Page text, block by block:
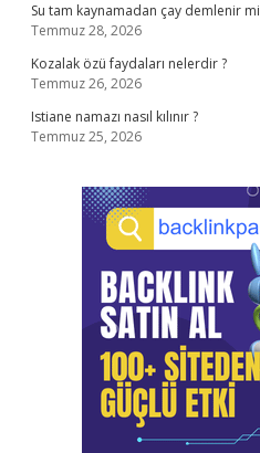
Su tam kaynamadan çay demlenir
Temmuz 28, 2026
Kozalak özü faydaları nelerdir ?
Temmuz 26, 2026
Istiane namazı nasıl kılınır ?
Temmuz 25, 2026